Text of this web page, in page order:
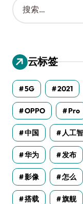
索
：
云标签
5G 2021
OPPO Pro
中国 人工
华为 发布
影像 怎么
搭载 旗舰